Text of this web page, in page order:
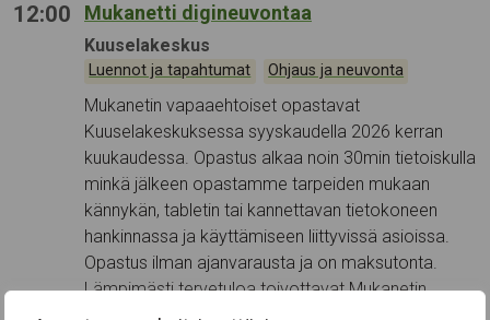
12:00
Mukanetti digineuvontaa
Tapahtumapaikka:
Kuuselakeskus
Kategoriat:
Luennot ja tapahtumat Ohjaus ja neuvonta
Mukanetin vapaaehtoiset opastavat
Kuuselakeskuksessa syyskaudella 2026 kerran
kuukaudessa. Opastus alkaa noin 30min tietoiskulla
minkä jälkeen opastamme tarpeiden mukaan
kännykän, tabletin tai kannettavan tietokoneen
hankinnassa ja käyttämiseen liittyvissä asioissa.
Opastus ilman ajanvarausta ja on maksutonta.
Lämpimästi tervetuloa toivottavat Mukanetin
vapaaehtoiset vertaisohjaajat Antti, Maire, Pentti ja